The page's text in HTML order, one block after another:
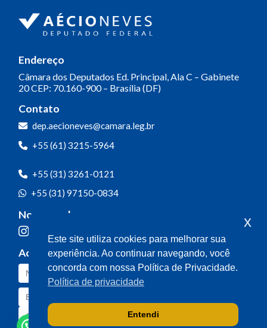
Endereço
Câmara dos Deputados Ed. Principal, Ala C – Gabinete
20CEP: 70.160-900 – Brasília (DF)
Contato
dep.aecioneves@camara.leg.br
+55 (61) 3215-5964
+55 (31) 3261-0121
+55 (31) 97150-0834
Nossas redes
Acompanhe o meu mandato
Este site utiliza cookies para melhorar sua
experiência. Ao continuar navegando, você
concorda com nossa Política de Privacidade.
Política de privacidade
Entendi
x